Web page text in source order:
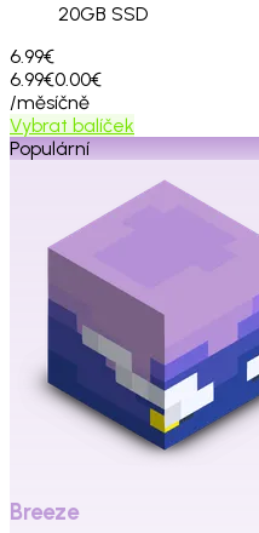
20GB SSD
6.99€
6.99€0.00€
/měsíčně
Vybrat balíček
Populární
Breeze